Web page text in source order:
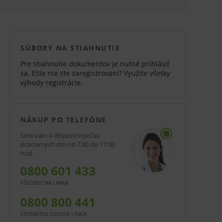
SÚBORY NA STIAHNUTIE
Pre stiahnutie dokumentov je nutné prihlásiť
sa. Ešte nie ste zaregistrovaní? Využite všetky
výhody registrácie.
NÁKUP PO TELEFÓNE
Sme vám k dispozícii počas
pracovných dní od 7.00 do 17.00
hod.
0800 601 433
VŠEOBECNÁ LINKA
0800 800 441
STOMATOLOGICKÁ LINKA